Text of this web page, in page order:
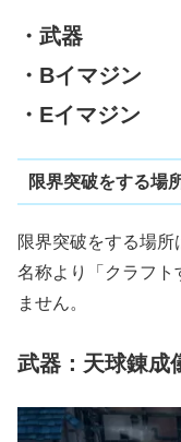
・武器
・Bイマジン
・Eイマジン
限界突破をする場
限界突破をする場所
名称より「クラフト
ません。
武器：天球錬成